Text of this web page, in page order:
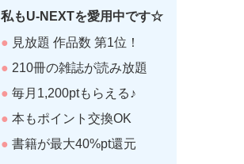
私もU-NEXTを愛用中です☆
● 見放題 作品数 第1位！
● 210冊の雑誌が読み放題
● 毎月1,200ptもらえる♪
● 本もポイント交換OK
● 書籍が最大40%pt還元